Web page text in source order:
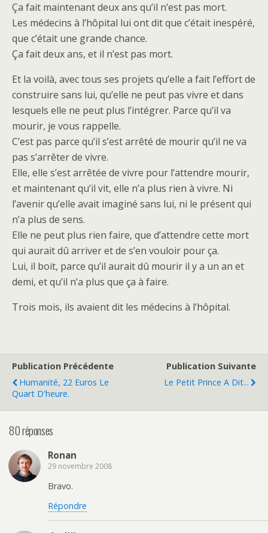
Ça fait maintenant deux ans qu’il n’est pas mort.
Les médecins à l’hôpital lui ont dit que c’était inespéré,
que c’était une grande chance.
Ça fait deux ans, et il n’est pas mort.
Et la voilà, avec tous ses projets qu’elle a fait l’effort de
construire sans lui, qu’elle ne peut pas vivre et dans
lesquels elle ne peut plus l’intégrer. Parce qu’il va
mourir, je vous rappelle.
C’est pas parce qu’il s’est arrêté de mourir qu’il ne va
pas s’arrêter de vivre.
Elle, elle s’est arrêtée de vivre pour l’attendre mourir,
et maintenant qu’il vit, elle n’a plus rien à vivre. Ni
l’avenir qu’elle avait imaginé sans lui, ni le présent qui
n’a plus de sens.
Elle ne peut plus rien faire, que d’attendre cette mort
qui aurait dû arriver et de s’en vouloir pour ça.
Lui, il boit, parce qu’il aurait dû mourir il y a un an et
demi, et qu’il n’a plus que ça à faire.
Trois mois, ils avaient dit les médecins à l’hôpital.
Publication Précédente
Humanité, 22 Euros Le
Quart D'heure.
Publication Suivante
Le Petit Prince A Dit...
80 réponses
Ronan
29 novembre 2008
Bravo.
Répondre